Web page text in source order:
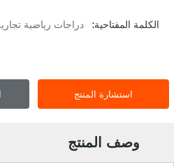
الكلمة المفتاحية:
دراجات رياضية
استشارة المنتج
وصف المنتج